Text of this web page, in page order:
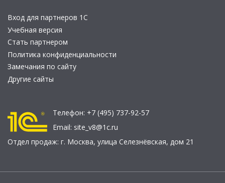
Вход для партнеров 1С
Учебная версия
Стать партнером
Политика конфиденциальности
Замечания по сайту
Другие сайты
Телефон: +7 (495) 737-92-57
Email: site_v8@1c.ru
Отдел продаж: г. Москва, улица Селезнёвская, дом 21